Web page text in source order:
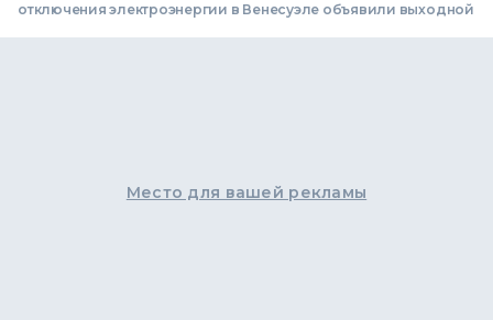
отключения электроэнергии в Венесуэле объявили выходной
Место для вашей рекламы